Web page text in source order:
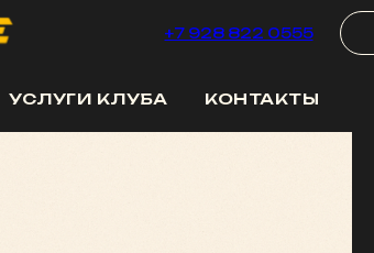
+7 928 822 0555
УСЛУГИ КЛУБА КОНТАКТЫ